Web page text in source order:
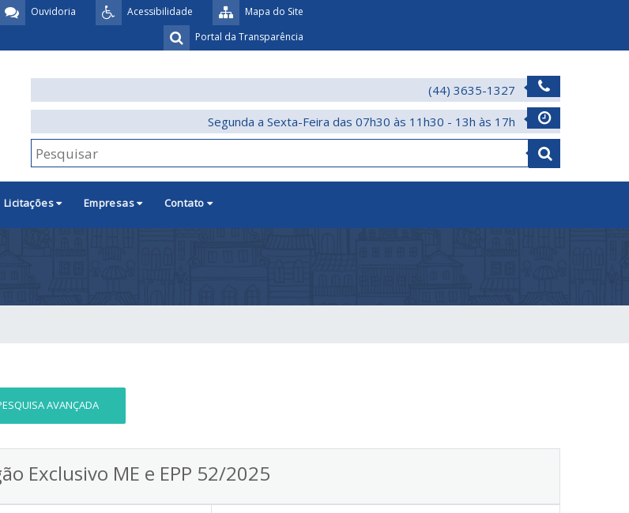
Mapa do Site
Acessibilidade
Ouvidoria
Portal da Transparência
(44) 3635-1327
Segunda a Sexta-Feira das 07h30 às 11h30 - 13h às 17h
Licitações Empresas Contato
AVANÇADA
Exclusivo ME e EPP 52/2025